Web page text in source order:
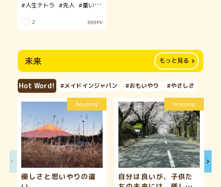
#人生テトラ #先人 #重い槍
2 899PV
未来 もっと見る
Hot Word! #メイドインジャパン #おもいやり #やさしさ
優しさと思いやりの違
housing
自分は良いが、子供た
housing